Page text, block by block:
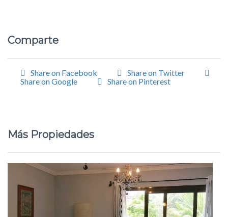
Comparte
Share on Facebook
Share on Twitter
Share on Google
Share on Pinterest
Más Propiedades